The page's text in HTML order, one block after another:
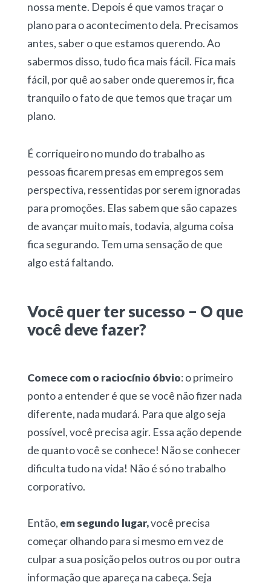
nossa mente. Depois é que vamos traçar o
plano para o acontecimento dela. Precisamos
antes, saber o que estamos querendo. Ao
sabermos disso, tudo fica mais fácil. Fica mais
fácil, por quê ao saber onde queremos ir, fica
tranquilo o fato de que temos que traçar um
plano.
É corriqueiro no mundo do trabalho as
pessoas ficarem presas em empregos sem
perspectiva, ressentidas por serem ignoradas
para promoções. Elas sabem que são capazes
de avançar muito mais, todavia, alguma coisa
fica segurando. Tem uma sensação de que
algo está faltando.
Você quer ter sucesso – O que
você deve fazer?
Comece com o raciocínio óbvio: o primeiro
ponto a entender é que se você não fizer nada
diferente, nada mudará. Para que algo seja
possível, você precisa agir. Essa ação depende
de quanto você se conhece! Não se conhecer
dificulta tudo na vida! Não é só no trabalho
corporativo.
Então, em segundo lugar,você precisa
começar olhando para si mesmo em vez de
culpar a sua posição pelos outros ou por outra
informação que apareça na cabeça. Seja